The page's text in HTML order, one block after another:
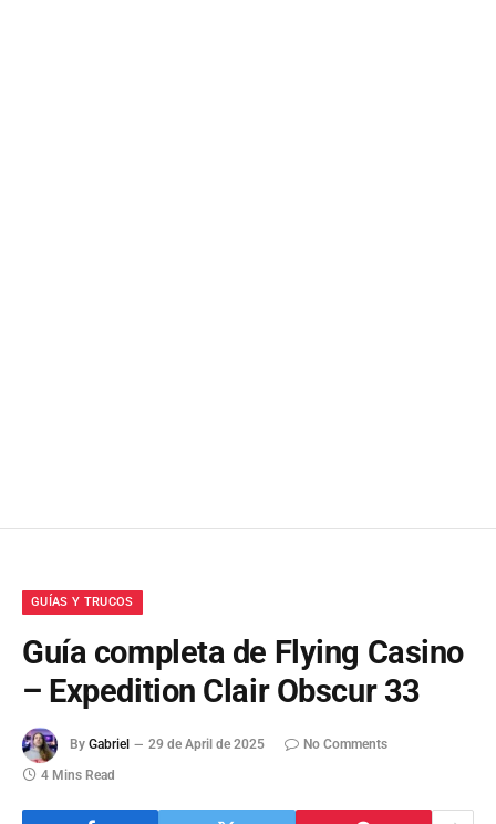
GUÍAS Y TRUCOS
Guía completa de Flying Casino
– Expedition Clair Obscur 33
By Gabriel 29 de April de 2025
No Comments
4 Mins Read